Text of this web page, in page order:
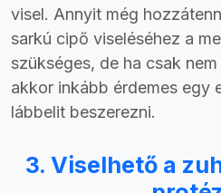
visel. Annyit még
sarkú cipő viseléséhez a
szükséges, de ha csak
akkor inkább érdemes egy
lábbelit beszerezni.
3. Viselhető a